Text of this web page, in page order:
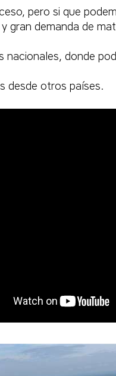
pero si que
demanda de
donde
desde otros países.